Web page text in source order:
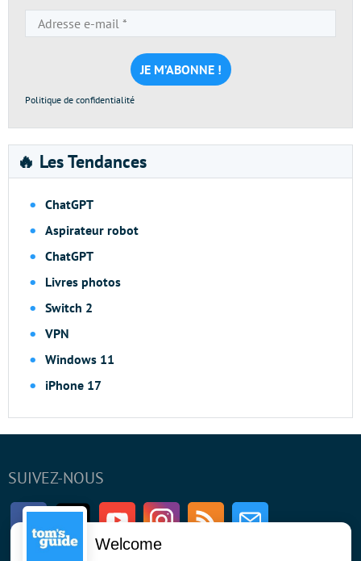
e-
mail
*
Politique de confidentialité
🔥 Les Tendances
ChatGPT
Aspirateur robot
ChatGPT
Livres photos
Switch 2
VPN
Windows 11
iPhone 17
SUIVEZ-NOUS
FacebookTwitter Youtube InstagramRSS Newsletter
Welcome